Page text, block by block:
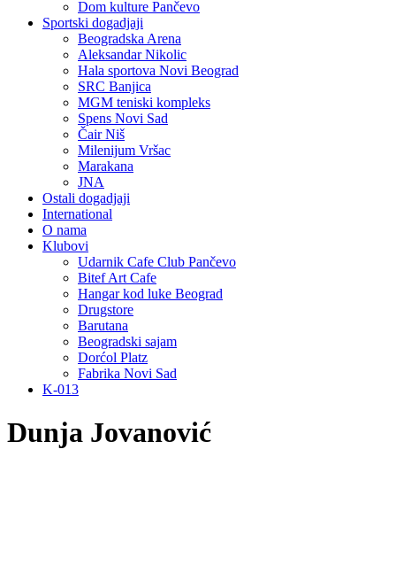
Dom kulture Pančevo
Sportski dogadjaji
Beogradska Arena
Aleksandar Nikolic
Hala sportova Novi Beograd
SRC Banjica
MGM teniski kompleks
Spens Novi Sad
Čair Niš
Milenijum Vršac
Marakana
JNA
Ostali dogadjaji
International
O nama
Klubovi
Udarnik Cafe Club Pančevo
Bitef Art Cafe
Hangar kod luke Beograd
Drugstore
Barutana
Beogradski sajam
Dorćol Platz
Fabrika Novi Sad
K-013
Dunja Jovanović